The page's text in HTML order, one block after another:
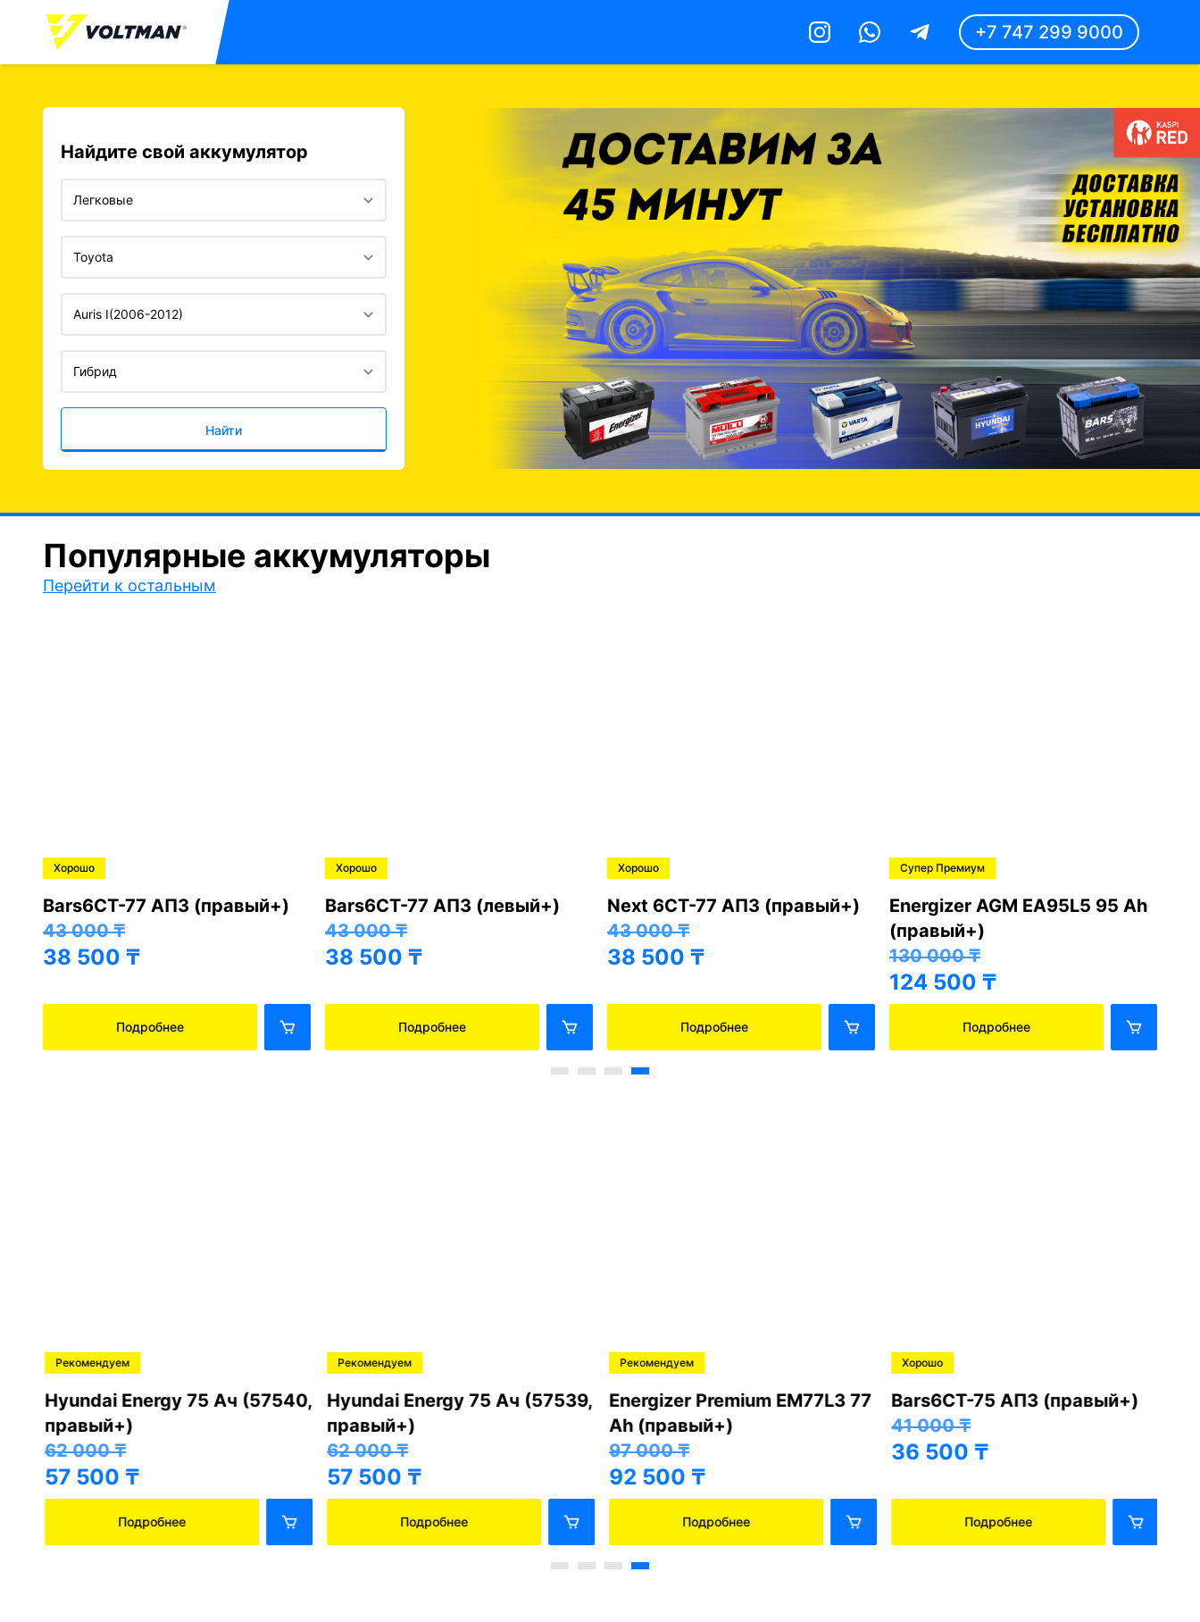
InstagramWhatsappTelegram +7 747 299 9000
Найдите свой аккумулятор
Найти
Популярные аккумуляторы
Перейти к остальным
Хорошо
Bars6СТ-77 АПЗ (правый+)
43 000₸
38 500 ₸
Подробнее
Хорошо
Bars6СТ-77 АПЗ (левый+)
43 000₸
38 500 ₸
Подробнее
Хорошо
Next 6СТ-77 АПЗ (правый+)
43 000₸
38 500 ₸
Подробнее
Супер Премиум
Energizer AGM EA95L5 95 Ah
(правый+)
130 000₸
124 500 ₸
Подробнее
Рекомендуем
Hyundai Energy 75 Ач (57540,
правый+)
62 000₸
57 500₸
Подробнее
Рекомендуем
Hyundai Energy 75 Ач (57539,
правый+)
62 000₸
57 500₸
Подробнее
Рекомендуем
Energizer Premium EM77L3 77
Ah (правый+)
97 000₸
92 500₸
Подробнее
Хорошо
Bars6СТ-75 АПЗ (правый+)
41 000₸
36 500₸
Подробнее